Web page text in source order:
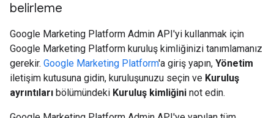
belirleme
Google Marketing Platform Admin API'yi kullanmak için
Google Marketing Platform kuruluş kimliğinizi tanımlamanız
gerekir. Google Marketing Platform'a giriş yapın, Yönetim
iletişim kutusuna gidin, kuruluşunuzu seçin ve Kuruluş
ayrıntıları bölümündeki Kuruluş kimliğini not edin.